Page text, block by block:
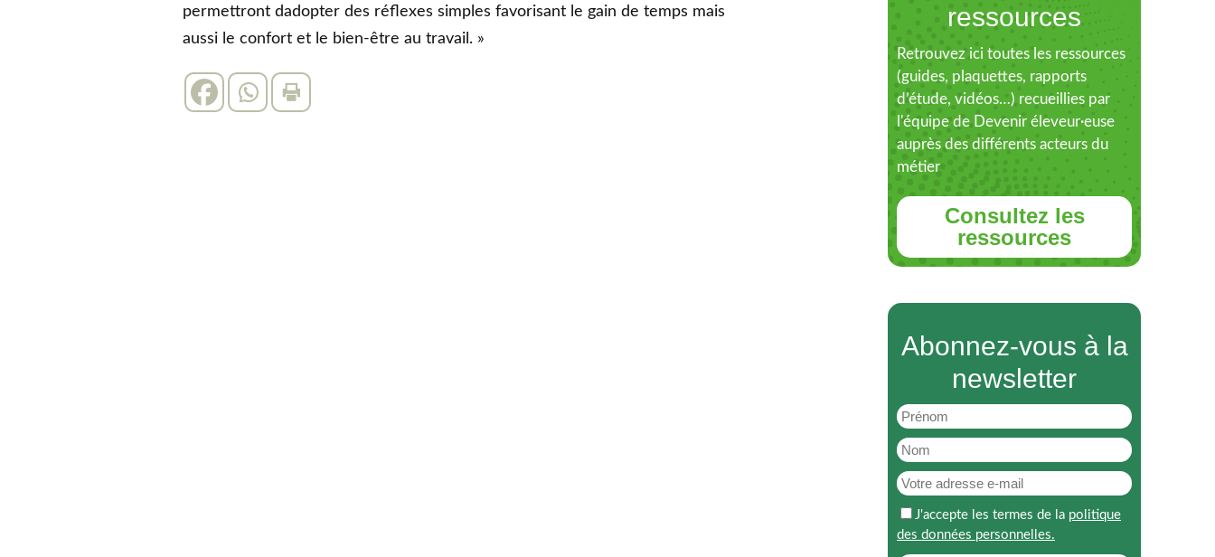
permettront dadopter des réflexes simples favorisant le gain de temps mais
aussi le confort et le bien-être au travail. »
ressources
Retrouvez ici toutes les ressources
(guides, plaquettes, rapports
d’étude, vidéos…) recueillies par
l'équipe de Devenir éleveur·euse
auprès des différents acteurs du
métier
Consultez les
ressources
Abonnez-vous à la
newsletter
J'accepte les termes de la politique
des données personnelles.